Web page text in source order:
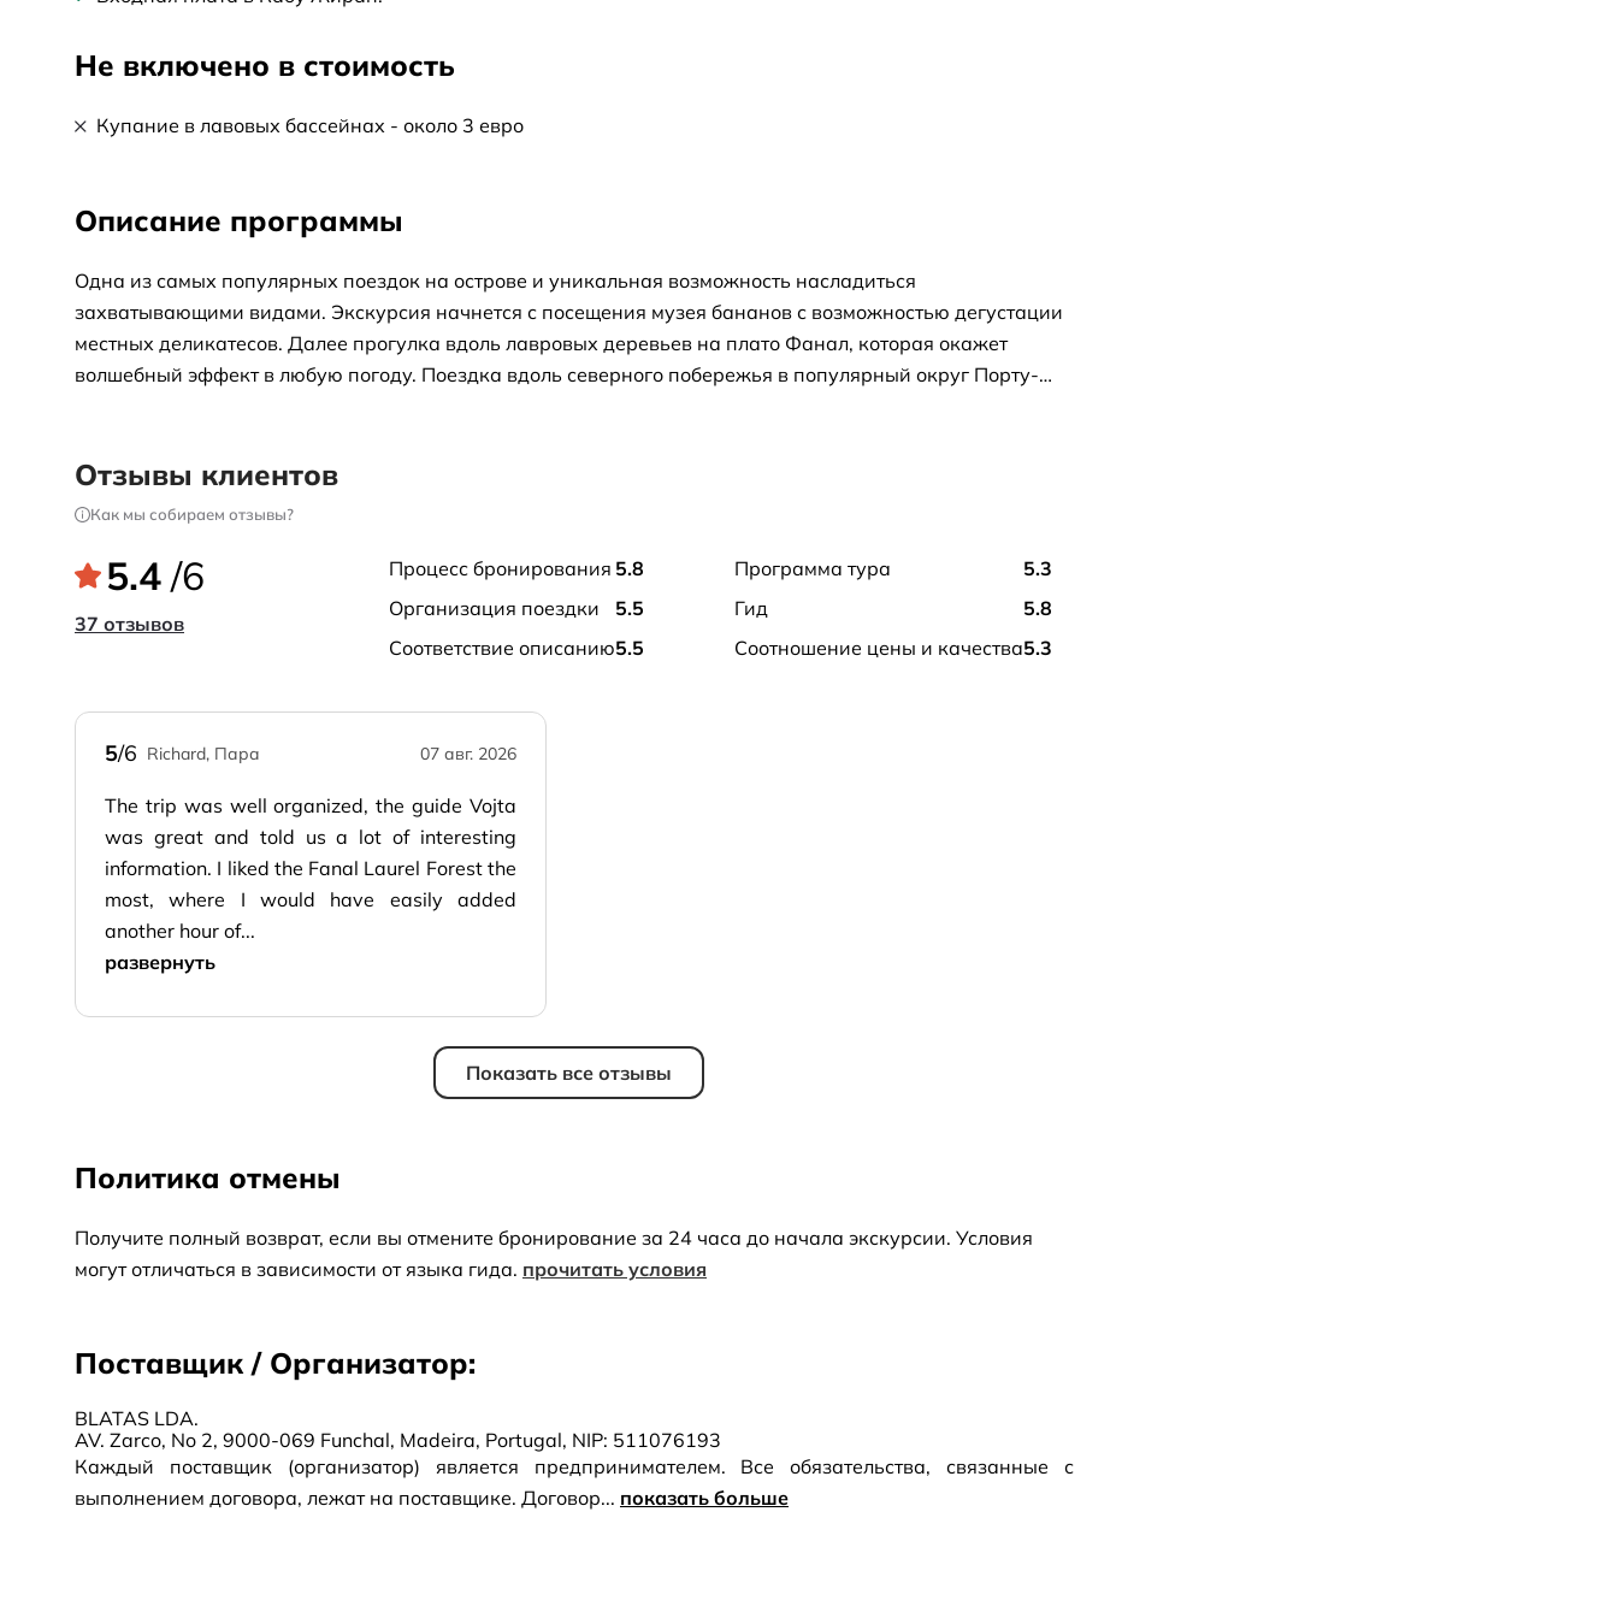
Не включено в стоимость
Купание в лавовых бассейнах - около 3 евро
Описание программы
Одна из самых популярных поездок на острове и уникальная возможность насладиться
захватывающими видами. Экскурсия начнется с посещения музея бананов с возможностью дегустации
местных деликатесов. Далее прогулка вдоль лавровых деревьев на плато Фанал, которая окажет
волшебный эффект в любую погоду. Поездка вдоль северного побережья в популярный округ Порту-
захватывающим видом со второй по высоте скалы в Европе со стеклянной платформой - Кабо-Жиран.
Отзывы клиентов
Как мы собираем отзывы?
5.4 /6
37 отзывов
процесс бронирования 5.8 программа тура
5.3
организация поездки
5.5 гид
5.8
соответствие описанию5.5 соотношение цены и качества5.3
5/6 Richard, Пара 07 авг. 2026
The trip was well organized, the guide Vojta
was great and told us a lot of interesting
information. I liked the Fanal Laurel Forest the
most, where I would have easily added
another hour of...
развернуть
Показать все отзывы
Политика отмены
Получите полный возврат, если вы отмените бронирование за 24 часа до начала экскурсии. Условия
могут отличаться в зависимости от языка гида. прочитать условия
Поставщик / Организатор:
BLATAS LDA.
AV. Zarco, No 2, 9000-069 Funchal, Madeira, Portugal, NIP: 511076193
Каждый поставщик (организатор) является предпринимателем. Все обязательства, связанные с
выполнением договора, лежат на поставщике. Договор... показать больше